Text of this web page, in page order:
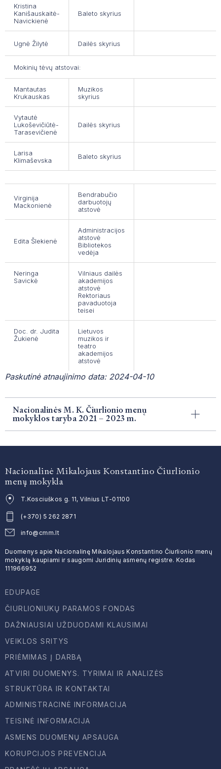
PROGRAMA „VAISIŲ IR DARŽOVIŲ BEI
KONFERENCIJŲ SALĖS NAUDOJIMO
ČIURLIONIUKAS
Kristina
Kanišauskaitė-
Navickienė
Baleto skyrius
Ugnė Žilytė Dailės skyrius
Mokinių tėvų atstovai:
Mantautas
Krukauskas
Muzikos
skyrius
Vytautė
Lukoševičiūtė-
Tarasevičienė
Dailės skyrius
Larisa
Klimaševska
Baleto skyrius
Virginija
Mackonienė
Bendrabučio
darbuotojų
atstovė
Edita Šlekienė
Administracijos
atstovė
Bibliotekos
vedėja
Neringa
Savickė
Vilniaus dailės
akademijos
atstovė
Rektoriaus
pavaduotoja
teisei
Doc. dr. Judita
Žukienė
Lietuvos
muzikos ir
teatro
akademijos
atstovė
Paskutinė atnaujinimo data: 2024-04-10
Nacionalinės M. K. Čiurlionio menų
mokyklos taryba 2021 – 2023 m.
Nacionalinė Mikalojaus Konstantino Čiurlionio
menų mokykla
T.Kosciuškos g. 11, Vilnius LT-01100
(+370) 5 262 2871
info@cmm.lt
Duomenys apie Nacionalinę Mikalojaus Konstantino Čiurlionio menų
mokyklą kaupiami ir saugomi Juridinių asmenų registre. Kodas
111966952
EDUPAGE
ČIURLIONIUKŲ PARAMOS FONDAS
DAŽNIAUSIAI UŽDUODAMI KLAUSIMAI
VEIKLOS SRITYS
PRIĖMIMAS Į DARBĄ
ATVIRI DUOMENYS. TYRIMAI IR ANALIZĖS
STRUKTŪRA IR KONTAKTAI
ADMINISTRACINĖ INFORMACIJA
TEISINĖ INFORMACIJA
ASMENS DUOMENŲ APSAUGA
KORUPCIJOS PREVENCIJA